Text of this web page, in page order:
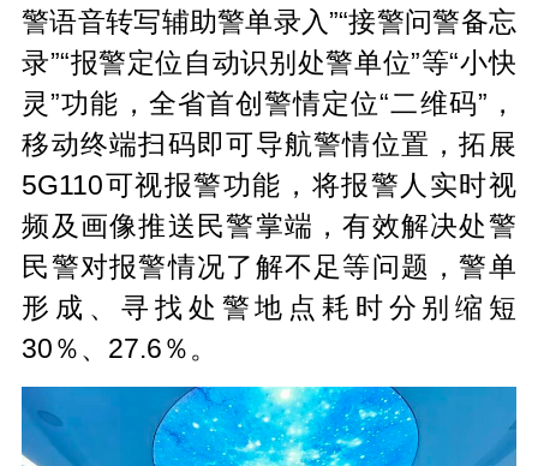
警语音转写辅助警单录入”“接警问警备忘
录”“报警定位自动识别处警单位”等“小快
灵”功能，全省首创警情定位“二维码”，
移动终端扫码即可导航警情位置，拓展
5G110可视报警功能，将报警人实时视
频及画像推送民警掌端，有效解决处警
民警对报警情况了解不足等问题，警单
形成、寻找处警地点耗时分别缩短
30％、27.6％。